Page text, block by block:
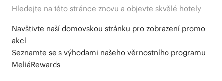
Hledejte na této stránce znovu a objevte skvělé hotely
Navštivte naší domovskou stránku pro zobrazení promo
akcí
Seznamte se s výhodami našeho věrnostního programu
MeliáRewards